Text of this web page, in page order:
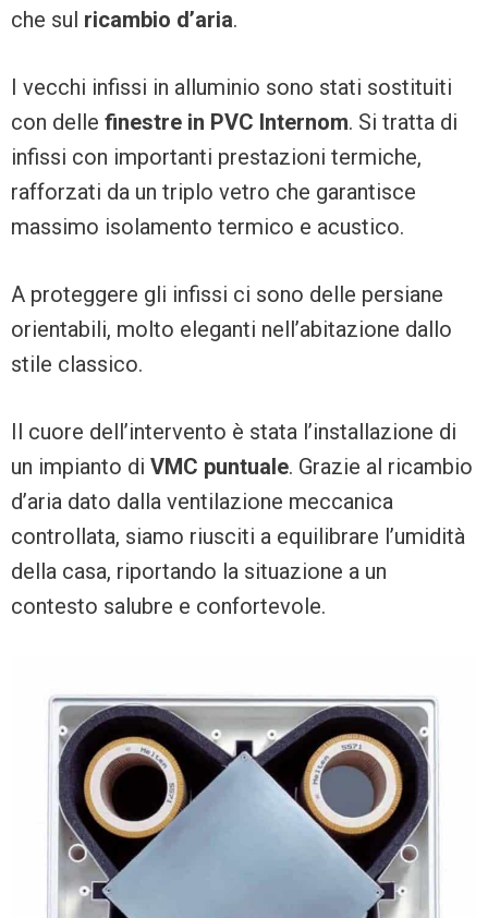
che sul ricambio d’aria.
I vecchi infissi in alluminio sono stati sostituiti
con delle finestre in PVC Internom. Si tratta di
infissi con importanti prestazioni termiche,
rafforzati da un triplo vetro che garantisce
massimo isolamento termico e acustico.
A proteggere gli infissi ci sono delle persiane
orientabili, molto eleganti nell’abitazione dallo
stile classico.
Il cuore dell’intervento è stata l’installazione di
un impianto di VMC puntuale. Grazie al ricambio
d’aria dato dalla ventilazione meccanica
controllata, siamo riusciti a equilibrare l’umidità
della casa, riportando la situazione a un
contesto salubre e confortevole.